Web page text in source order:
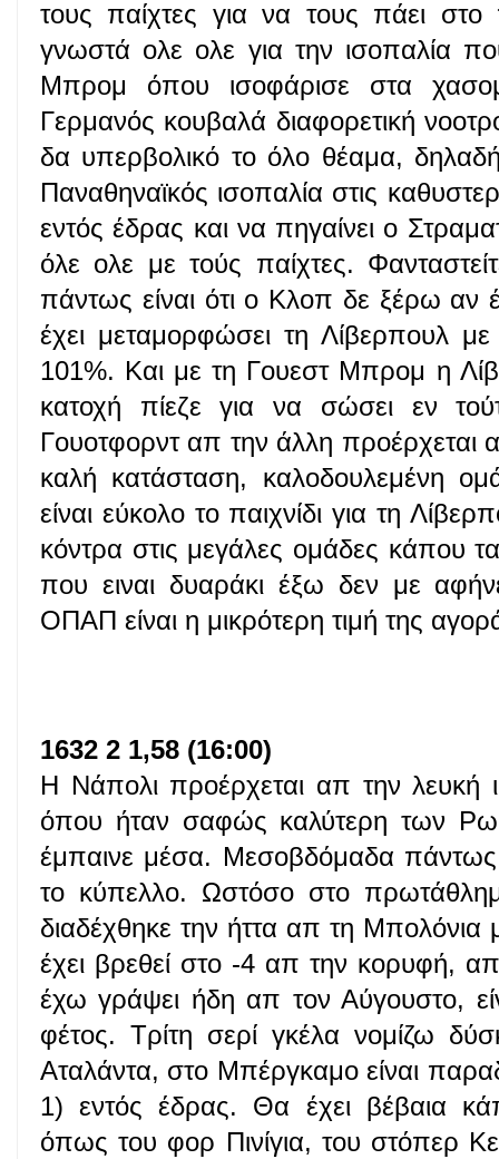
τους παίχτες για να τους πάει
γνωστά ολε ολε για την ισοπαλία
Μπρομ όπου ισοφάρισε στα
Γερμανός κουβαλά διαφορετική
δα υπερβολικό το όλο θέαμα,
Παναθηναϊκός ισοπαλία στις
εντός έδρας και να πηγαίνει ο
όλε ολε με τούς παίχτες.
πάντως είναι ότι ο Κλοπ δε ξέρω αν
έχει μεταμορφώσει τη Λίβερπουλ
101%. Και με τη Γουεστ Μπρομ η
κατοχή πίεζε για να σώσει εν
Γουοτφορντ απ την άλλη προέρχεται
καλή κατάσταση, καλοδουλεμένη
είναι εύκολο το παιχνίδι για τη
κόντρα στις μεγάλες ομάδες κάπου
που ειναι δυαράκι έξω δεν με
ΟΠΑΠ είναι η μικρότερη τιμή της
1632 2 1,58 (16:00)
Η Νάπολι προέρχεται απ την λευκή
όπου ήταν σαφώς καλύτερη των
έμπαινε μέσα. Μεσοβδόμαδα
το κύπελλο. Ωστόσο στο
διαδέχθηκε την ήττα απ τη
έχει βρεθεί στο -4 απ την κορυφή,
έχω γράψει ήδη απ τον Αύγουστο,
φέτος. Τρίτη σερί γκέλα νομίζω
Αταλάντα, στο Μπέργκαμο είναι
1) εντός έδρας. Θα έχει βέβαια
όπως του φορ Πινίγια, του στόπερ